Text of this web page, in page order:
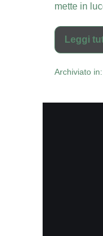
mette in
Leggi
Archiviato in: